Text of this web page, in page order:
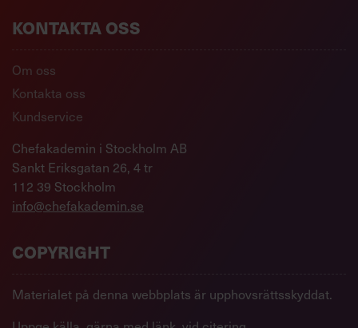
KONTAKTA OSS
Om oss
Kontakta oss
Kundservice
Chefakademin i Stockholm AB
Sankt Eriksgatan 26, 4 tr
112 39 Stockholm
info@chefakademin.se
COPYRIGHT
Materialet på denna webbplats är upphovsrättsskyddat.